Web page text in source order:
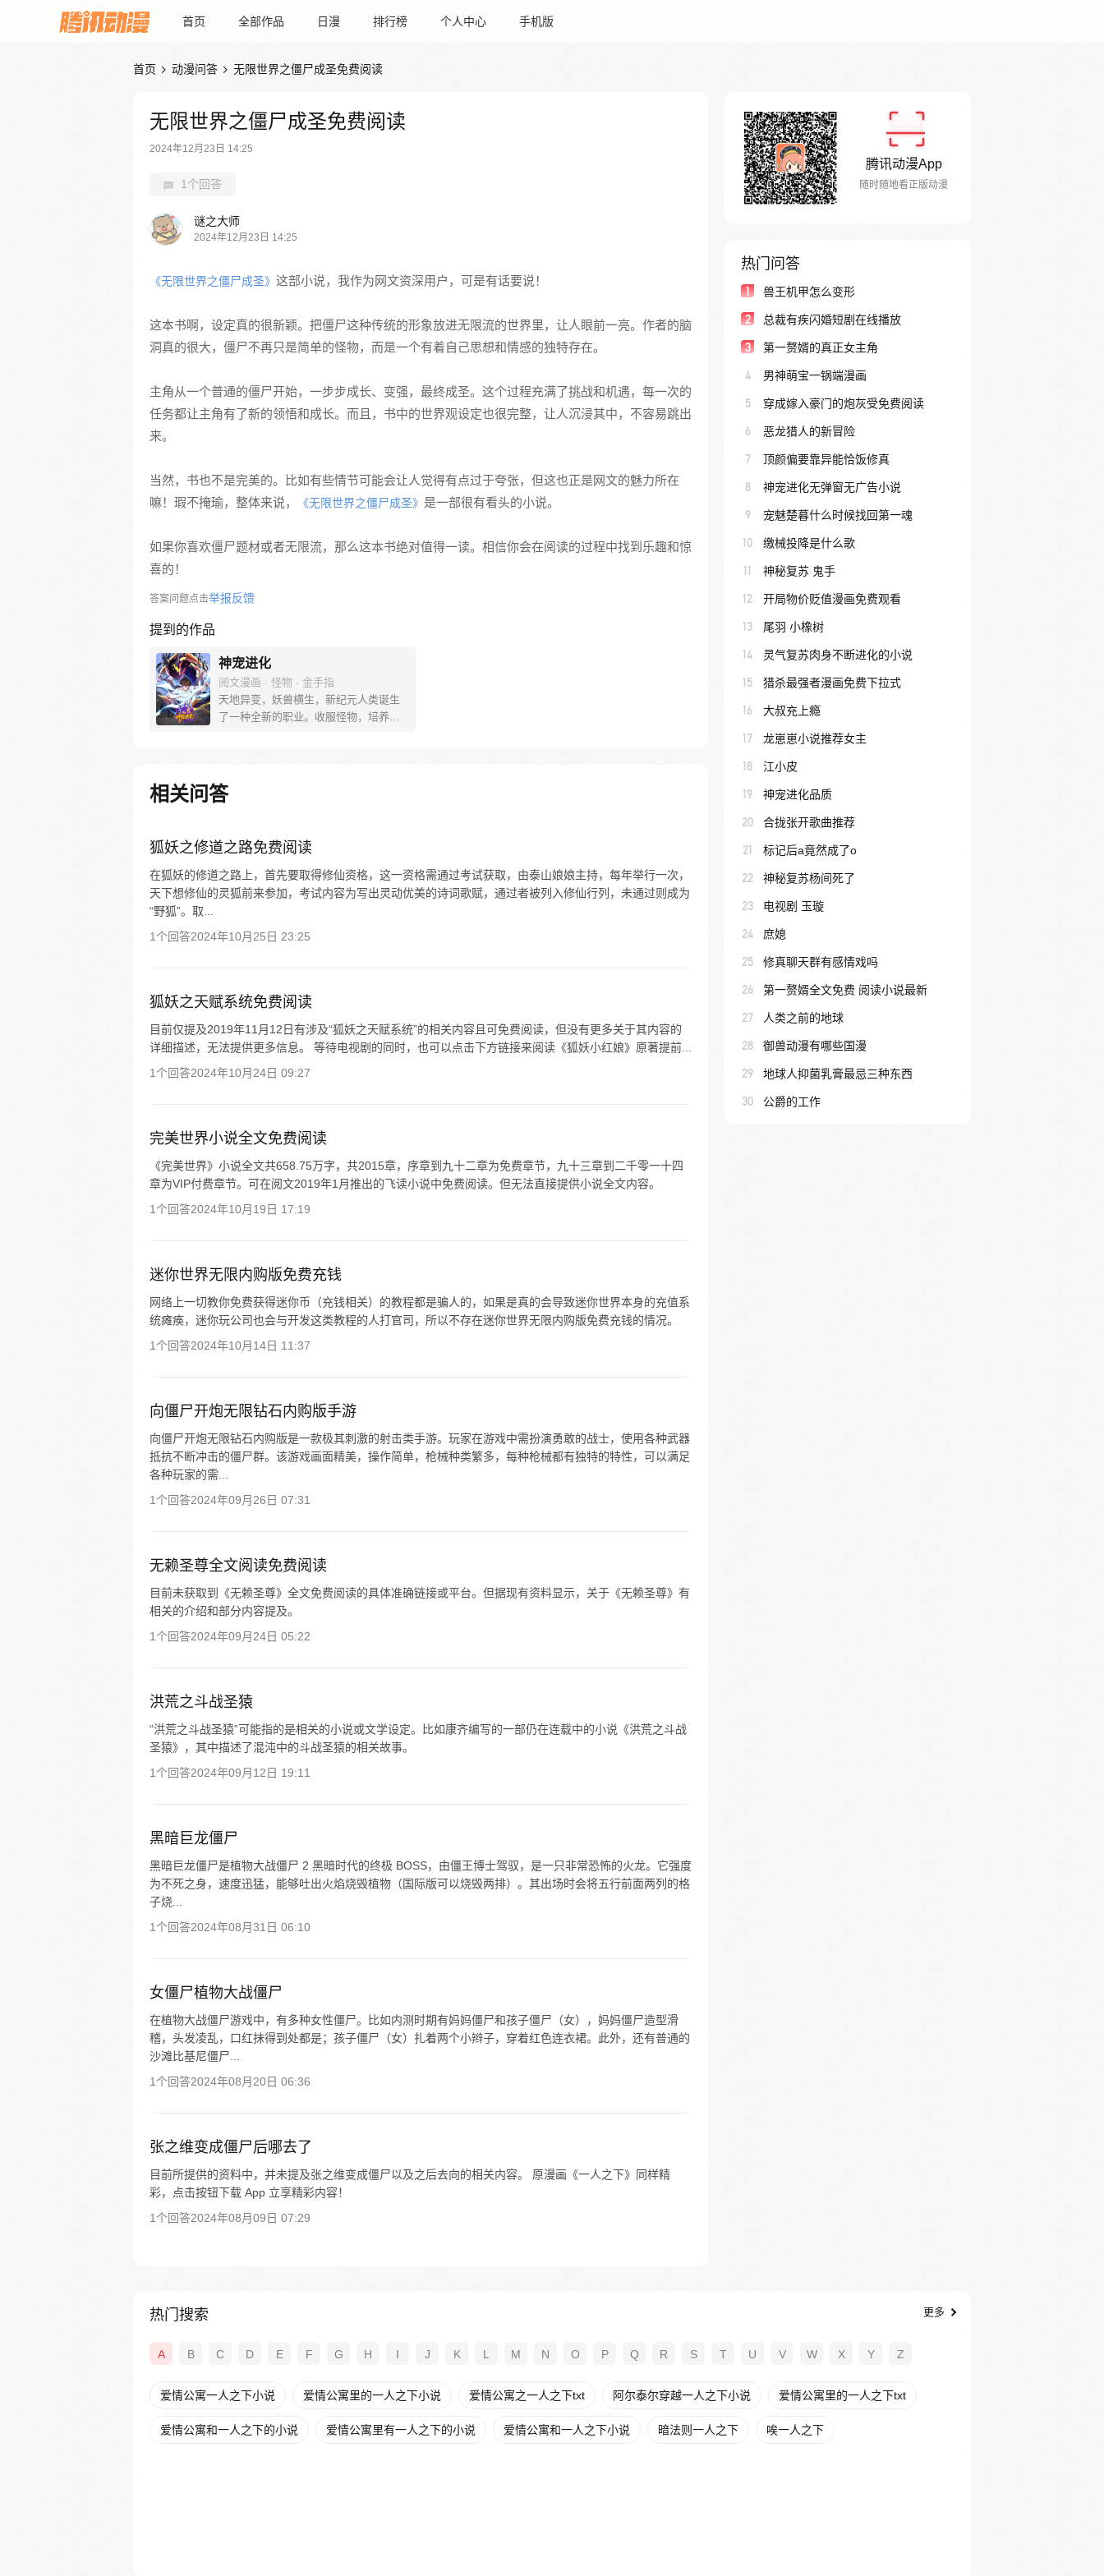
首页 全部作品 日漫 排行榜 个人中心 手机版
首页  动漫问答  无限世界之僵尸成圣免费阅读
无限世界之僵尸成圣免费阅读
2024年12月23日 14:25
1个回答
谜之大师
2024年12月23日 14:25
《无限世界之僵尸成圣》 这部小说，我作为网文资深用户，可是有话要说！
这本书啊，设定真的很新颖。把僵尸这种传统的形象放进无限流的世界里，让人眼前一亮。作者的脑
洞真的很大，僵尸不再只是简单的怪物，而是一个有着自己思想和情感的独特存在。
主角从一个普通的僵尸开始，一步步成长、变强，最终成圣。这个过程充满了挑战和机遇，每一次的
任务都让主角有了新的领悟和成长。而且，书中的世界观设定也很完整，让人沉浸其中，不容易跳出
来。
当然，书也不是完美的。比如有些情节可能会让人觉得有点过于夸张，但这也正是网文的魅力所在
嘛！瑕不掩瑜，整体来说，
《无限世界之僵尸成圣》 是一部很有看头的小说。
如果你喜欢僵尸题材或者无限流，那么这本书绝对值得一读。相信你会在阅读的过程中找到乐趣和惊
喜的！
答案问题点击举报反馈
提到的作品
神宠进化
阅文漫画 · 怪物 · 金手指
天地异变，妖兽横生，新纪元人类诞生
了一种全新的职业。收服怪物，培养怪
我也能将他进化成一只翱翔九天的真
龙。 每周三、六更新
相关问答
狐妖之修道之路免费阅读
在狐妖的修道之路上，首先要取得修仙资格，这一资格需通过考试获取，由泰山娘娘主持，每年举行一次，
天下想修仙的灵狐前来参加，考试内容为写出灵动优美的诗词歌赋，通过者被列入修仙行列，未通过则成为
“野狐”。取...
1个回答2024年10月25日 23:25
狐妖之天赋系统免费阅读
目前仅提及2019年11月12日有涉及“狐妖之天赋系统”的相关内容且可免费阅读，但没有更多关于其内容的
详细描述，无法提供更多信息。 等待电视剧的同时，也可以点击下方链接来阅读《狐妖小红娘》原著提前...
1个回答2024年10月24日 09:27
完美世界小说全文免费阅读
《完美世界》小说全文共658.75万字，共2015章，序章到九十二章为免费章节，九十三章到二千零一十四
章为VIP付费章节。可在阅文2019年1月推出的飞读小说中免费阅读。但无法直接提供小说全文内容。
1个回答2024年10月19日 17:19
迷你世界无限内购版免费充钱
网络上一切教你免费获得迷你币（充钱相关）的教程都是骗人的，如果是真的会导致迷你世界本身的充值系
统瘫痪，迷你玩公司也会与开发这类教程的人打官司，所以不存在迷你世界无限内购版免费充钱的情况。
1个回答2024年10月14日 11:37
向僵尸开炮无限钻石内购版手游
向僵尸开炮无限钻石内购版是一款极其刺激的射击类手游。玩家在游戏中需扮演勇敢的战士，使用各种武器
抵抗不断冲击的僵尸群。该游戏画面精美，操作简单，枪械种类繁多，每种枪械都有独特的特性，可以满足
各种玩家的需...
1个回答2024年09月26日 07:31
无赖圣尊全文阅读免费阅读
目前未获取到《无赖圣尊》全文免费阅读的具体准确链接或平台。但据现有资料显示，关于《无赖圣尊》有
相关的介绍和部分内容提及。
1个回答2024年09月24日 05:22
洪荒之斗战圣猿
“洪荒之斗战圣猿”可能指的是相关的小说或文学设定。比如康齐编写的一部仍在连载中的小说《洪荒之斗战
圣猿》，其中描述了混沌中的斗战圣猿的相关故事。
1个回答2024年09月12日 19:11
黑暗巨龙僵尸
黑暗巨龙僵尸是植物大战僵尸 2 黑暗时代的终极 BOSS，由僵王博士驾驭，是一只非常恐怖的火龙。它强度
为不死之身，速度迅猛，能够吐出火焰烧毁植物（国际版可以烧毁两排）。其出场时会将五行前面两列的格
子烧...
1个回答2024年08月31日 06:10
女僵尸植物大战僵尸
在植物大战僵尸游戏中，有多种女性僵尸。比如内测时期有妈妈僵尸和孩子僵尸（女），妈妈僵尸造型滑
稽，头发凌乱，口红抹得到处都是；孩子僵尸（女）扎着两个小辫子，穿着红色连衣裙。此外，还有普通的
沙滩比基尼僵尸...
1个回答2024年08月20日 06:36
张之维变成僵尸后哪去了
目前所提供的资料中，并未提及张之维变成僵尸以及之后去向的相关内容。 原漫画《一人之下》同样精
彩，点击按钮下载 App 立享精彩内容！
1个回答2024年08月09日 07:29
腾讯动漫App
随时随地看正版动漫
热门问答
1 兽王机甲怎么变形
2 总裁有疾闪婚短剧在线播放
3 第一赘婿的真正女主角
4 男神萌宝一锅端漫画
5 穿成嫁入豪门的炮灰受免费阅读
6 恶龙猎人的新冒险
7 顶颜偏要靠异能恰饭修真
8 神宠进化无弹窗无广告小说
9 宠魅楚暮什么时候找回第一魂
10 缴械投降是什么歌
11 神秘复苏 鬼手
12 开局物价贬值漫画免费观看
13 尾羽 小橡树
14 灵气复苏肉身不断进化的小说
15 猎杀最强者漫画免费下拉式
16 大叔充上瘾
17 龙崽崽小说推荐女主
18 江小皮
19 神宠进化品质
20 合拢张开歌曲推荐
21 标记后a竟然成了o
22 神秘复苏杨间死了
23 电视剧 玉璇
24 庶媳
25 修真聊天群有感情戏吗
26 第一赘婿全文免费 阅读小说最新
27 人类之前的地球
28 御兽动漫有哪些国漫
29 地球人抑菌乳膏最忌三种东西
30 公爵的工作
热门搜索 更多
A B C D E F G H I J K L M N O P Q R S T U V W X Y Z
爱情公寓一人之下小说 爱情公寓里的一人之下小说 爱情公寓之一人之下txt 阿尔泰尔穿越一人之下小说 爱情公寓里的一人之下txt
爱情公寓和一人之下的小说 爱情公寓里有一人之下的小说 爱情公寓和一人之下小说 暗法则一人之下 唉一人之下